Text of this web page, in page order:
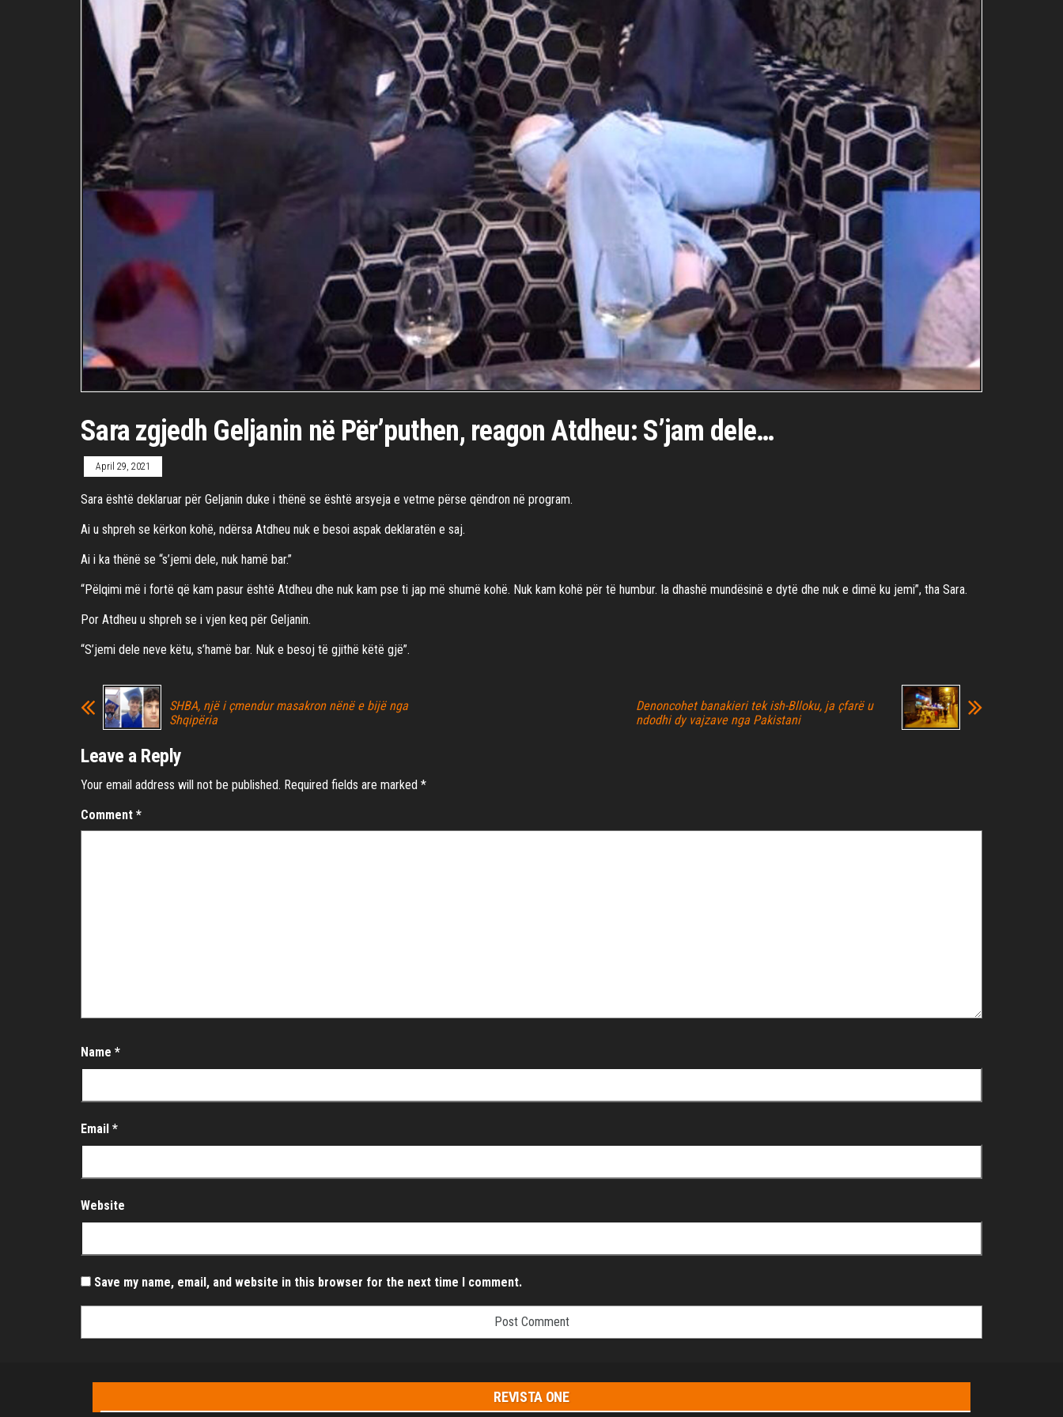
Sara zgjedh Geljanin në Për’puthen, reagon Atdheu: S’jam dele…
April 29, 2021
Sara është deklaruar për Geljanin duke i thënë se është arsyeja e vetme përse qëndron në program.
Ai u shpreh se kërkon kohë, ndërsa Atdheu nuk e besoi aspak deklaratën e saj.
Ai i ka thënë se “s’jemi dele, nuk hamë bar.”
“Pëlqimi më i fortë që kam pasur është Atdheu dhe nuk kam pse ti jap më shumë kohë. Nuk kam kohë për të humbur. Ia dhashë mundësinë e dytë dhe nuk e dimë ku jemi”, tha Sara.
Por Atdheu u shpreh se i vjen keq për Geljanin.
“S’jemi dele neve këtu, s’hamë bar. Nuk e besoj të gjithë këtë gjë”.
SHBA, një i çmendur masakron nënë e bijë nga
Shqipëria
Denoncohet banakieri tek ish-Blloku, ja çfarë u
ndodhi dy vajzave nga Pakistani
Leave a Reply
Your email address will not be published. Required fields are marked *
Comment *
Name *
Email *
Website
Save my name, email, and website in this browser for the next time I comment.
REVISTA ONE